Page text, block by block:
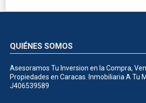
QUIÉNES SOMOS
Asesoramos Tu Inversion en la Compra,
Propiedades en Caracas. Inmobiliaria A Tu
J406539589